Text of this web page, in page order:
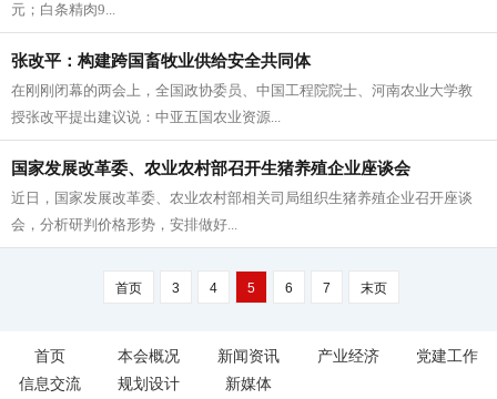
元；白条精肉9...
张改平：构建跨国畜牧业供给安全共同体
在刚刚闭幕的两会上，全国政协委员、中国工程院院士、河南农业大学教
授张改平提出建议说：中亚五国农业资源...
国家发展改革委、农业农村部召开生猪养殖企业座谈会
近日，国家发展改革委、农业农村部相关司局组织生猪养殖企业召开座谈
会，分析研判价格形势，安排做好...
首页 3 4 5 6 7 末页
首页 本会概况 新闻资讯 产业经济
党建工作
信息交流
规划设计 新媒体